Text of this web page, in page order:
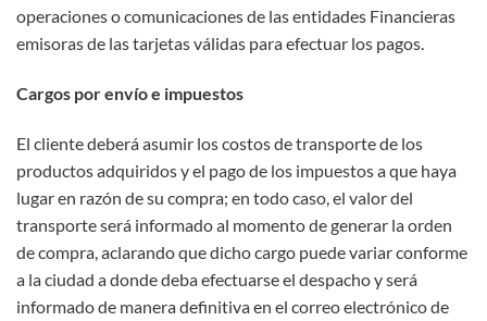
operaciones o comunicaciones de las entidades Financieras
emisoras de las tarjetas válidas para efectuar los pagos.
Cargos por envío e impuestos
El cliente deberá asumir los costos de transporte de los
productos adquiridos y el pago de los impuestos a que haya
lugar en razón de su compra; en todo caso, el valor del
transporte será informado al momento de generar la orden
de compra, aclarando que dicho cargo puede variar conforme
a la ciudad a donde deba efectuarse el despacho y será
informado de manera definitiva en el correo electrónico de